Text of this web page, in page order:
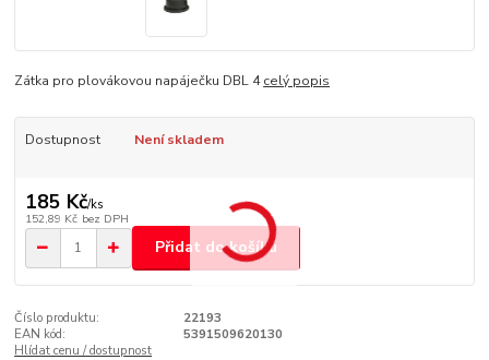
Zátka pro plovákovou napáječku DBL 4celý popis
Dostupnost Není skladem
185 Kč/ks
152,89 Kč bez DPH
Přidat do košíku
Číslo produktu:
22193
EAN kód:
5391509620130
Hlídat cenu / dostupnost